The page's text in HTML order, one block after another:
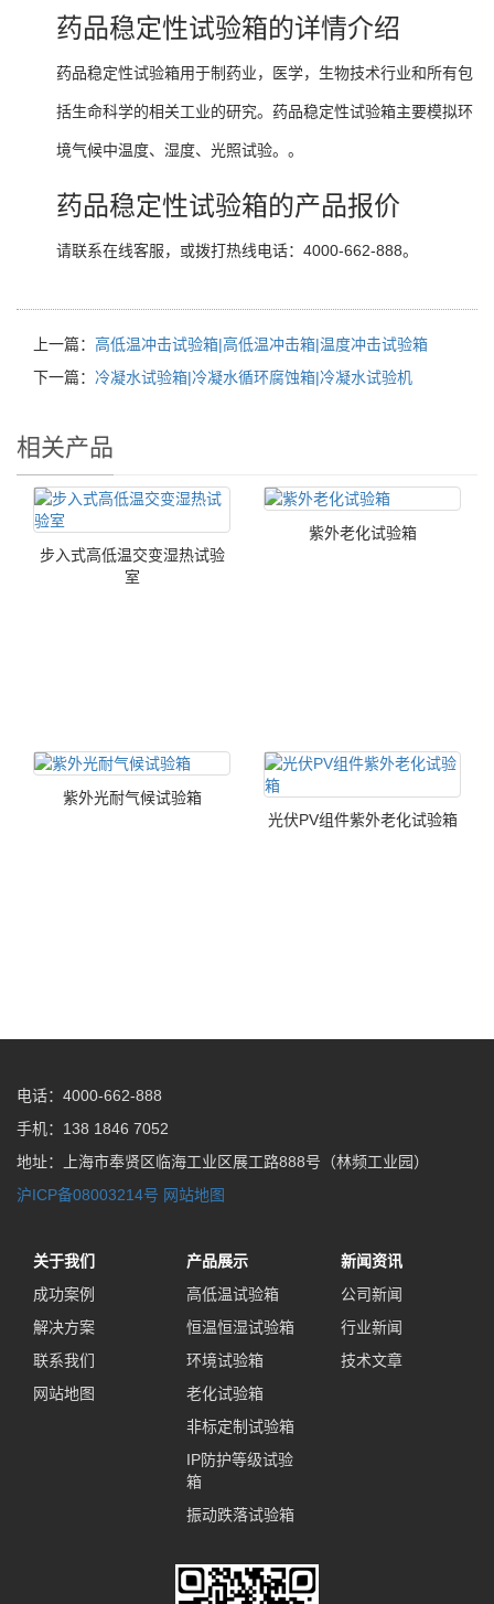
药品稳定性试验箱的详情介绍
药品稳定性试验箱用于制药业，医学，生物技术行业和所有包
括生命科学的相关工业的研究。药品稳定性试验箱主要模拟环
境气候中温度、湿度、光照试验。。
药品稳定性试验箱的产品报价
请联系在线客服，或拨打热线电话：4000-662-888。
上一篇： 高低温冲击试验箱|高低温冲击箱|温度冲击试验箱
下一篇： 冷凝水试验箱|冷凝水循环腐蚀箱|冷凝水试验机
相关产品
步入式高低温交变湿热试验
室
紫外老化试验箱
紫外光耐气候试验箱
光伏PV组件紫外老化试验箱
电话：4000-662-888
手机：138 1846 7052
地址：上海市奉贤区临海工业区展工路888号（林频工业园）
沪ICP备08003214号 网站地图
关于我们
成功案例
解决方案
联系我们
网站地图
产品展示
高低温试验箱
恒温恒湿试验箱
环境试验箱
老化试验箱
非标定制试验箱
IP防护等级试验
箱
振动跌落试验箱
新闻资讯
公司新闻
行业新闻
技术文章